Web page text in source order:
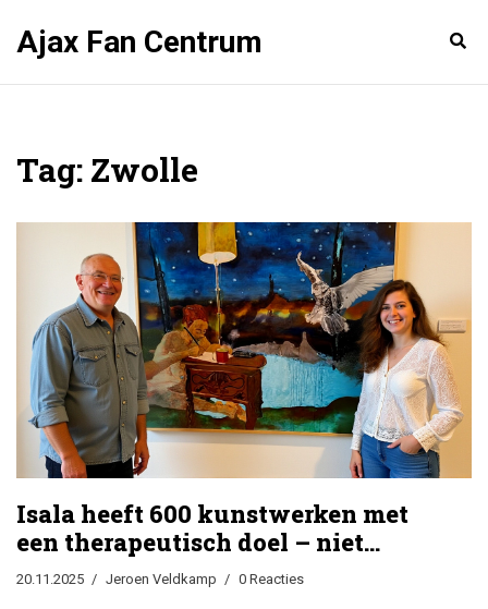
Ajax Fan Centrum
Tag: Zwolle
Isala heeft 600 kunstwerken met
een therapeutisch doel – niet
decoratie, maar genezing
20.11.2025 Jeroen Veldkamp 0 Reacties